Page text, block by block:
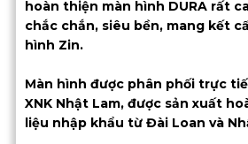
hoàn thiện màn hình DURA rất
chắc chắn, siêu bền, mang kết
hình Zin.
Màn hình được phân phối trực
XNK Nhật Lam, được sản xuất
liệu nhập khẩu từ Đài Loan và